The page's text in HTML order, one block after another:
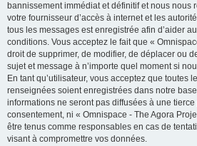
bannissement immédiat et définitif et nous nous
votre fournisseur d’accès à internet et les
tous les messages est enregistrée afin d’aider
conditions. Vous acceptez le fait que «
droit de supprimer, de modifier, de déplacer ou
sujet et message à n’importe quel moment si
En tant qu’utilisateur, vous acceptez que toutes
renseignées soient enregistrées dans notre
informations ne seront pas diffusées à une tierce
consentement, ni « Omnispace - The Agora
être tenus comme responsables en cas de
visant à compromettre vos données.